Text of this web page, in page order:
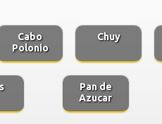
Cabo
Polonio
Chuy
Pan de
Azucar